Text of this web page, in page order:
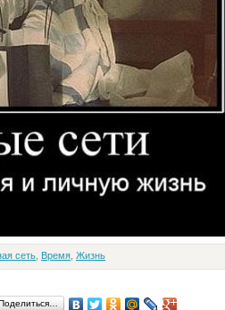
сеть Время Жизнь
Поделиться…